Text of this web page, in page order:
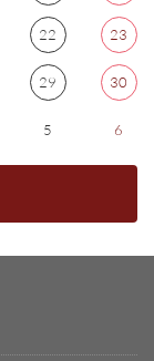
22 23
29 30
5 6